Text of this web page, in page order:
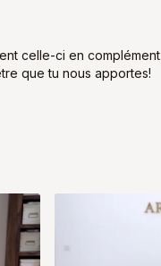
celle-ci en
que tu nous apportes!